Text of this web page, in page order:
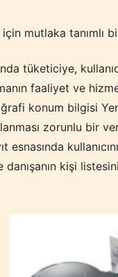
mutlaka tanımlı
tüketiciye,
faaliyet ve
konum bilgisi
zorunlu bir
esnasında
danışanın kişi